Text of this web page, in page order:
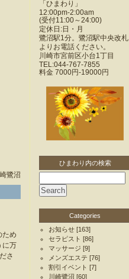
鷺沼
ため
に万
さ
「ひまわり 」
12:00pm-2:00am
(受付11:00～24:00)
定休日:日・月
鷺沼駅1分。鷺沼駅中央改札
よりお電話ください。
川崎市宮前区小台1丁目
TEL:044-767-7855
料金 7000円-19000円
ひまわり内の検索
Categories
お知らせ [163]
セラピスト [86]
マッサージ [9]
メンズエステ [76]
割引イベント [7]
川崎鷺沼 [60]